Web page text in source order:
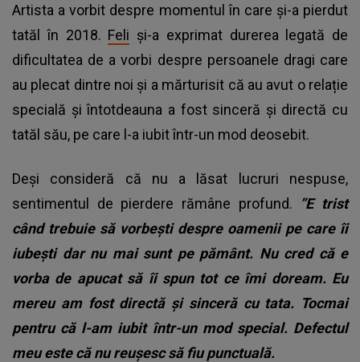
Artista a vorbit despre momentul în care și-a pierdut
tatăl în 2018. Feli și-a exprimat durerea legată de
dificultatea de a vorbi despre persoanele dragi care
au plecat dintre noi și a mărturisit că au avut o relație
specială și întotdeauna a fost sinceră și directă cu
tatăl său, pe care l-a iubit într-un mod deosebit.
Deși consideră că nu a lăsat lucruri nespuse,
sentimentul de pierdere rămâne profund.
”E trist
când trebuie să vorbești despre oamenii pe care îi
iubești dar nu mai sunt pe pământ. Nu cred că e
vorba de apucat să îi spun tot ce îmi doream. Eu
mereu am fost directă și sinceră cu tata. Tocmai
pentru că l-am iubit într-un mod special. Defectul
meu este că nu reușesc să fiu punctuală.